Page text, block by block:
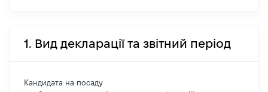
1. Вид декларації та звітний період
Кандидата на посаду